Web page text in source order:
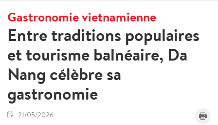
Gastronomie vietnamienne
Entre traditions populaires
et tourisme balnéaire, Da
Nang célèbre sa
gastronomie
21/05/2026